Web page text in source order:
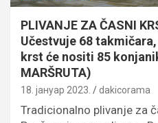
PLIVANJE ZA ČASNI
Učestvuje 68
krst će nositi 85
MARŠRUTA)
18. јануар 2023. dakicorama
Tradicionalno plivanje za